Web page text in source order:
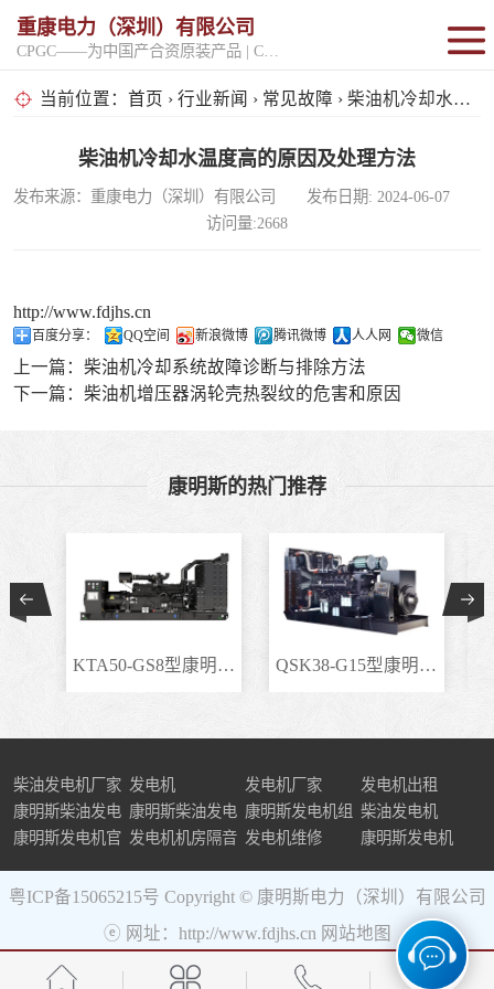
重康电力（深圳）有限公司
当前位置： 首页 › 行业新闻 › 常见故障 › 柴油机冷却水温度高的原因及处理方法
柴油机冷却水温度高的原因及处理方法
发布来源：重康电力（深圳）有限公司 发布日期: 2024-06-07
访问量:2668
http://www.fdjhs.cn
百度分享： QQ空间 新浪微博 腾讯微博 人人网 微信
上一篇： 柴油机冷却系统故障诊断与排除方法
下一篇： 柴油机增压器涡轮壳热裂纹的危害和原因
康明斯的热门推荐
KTA50-GS8型康明斯柴.. QSK38-G15型康明斯柴..
柴油发电机厂家 发电机 发电机厂家
发电机出租
康明斯柴油发电
机组
康明斯柴油发电
机
康明斯发电机组 柴油发电机
康明斯发电机官 发电机机房隔音 发电机维修 康明斯发电机
粤ICP备15065215号 Copyright © 康明斯电力（深圳）有限公司
ⓔ 网址：http://www.fdjhs.cn 网站地图
固定开架式
超静音型
移动电站